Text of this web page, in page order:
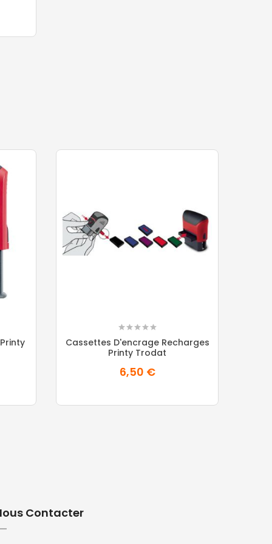
Cassettes D'encrage Recharges
Printy Trodat
6,50 €
Contacter